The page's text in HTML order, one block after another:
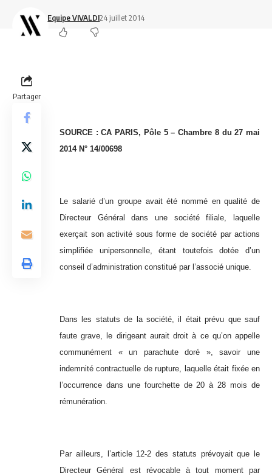
Equipe VIVALDI24 juillet 2014
Partager
SOURCE : CA PARIS, Pôle 5 – Chambre 8 du 27 mai
2014 N° 14/00698
Le salarié d’un groupe avait été nommé en qualité de
Directeur Général dans une société filiale, laquelle
exerçait son activité sous forme de société par actions
simplifiée unipersonnelle, étant toutefois dotée d’un
conseil d’administration constitué par l’associé unique.
Dans les statuts de la société, il était prévu que sauf
faute grave, le dirigeant aurait droit à ce qu’on appelle
communément « un parachute doré », savoir une
indemnité contractuelle de rupture, laquelle était fixée en
l’occurrence dans une fourchette de 20 à 28 mois de
rémunération.
Par ailleurs, l’article 12-2 des statuts prévoyait que le
Directeur Général est révocable à tout moment par